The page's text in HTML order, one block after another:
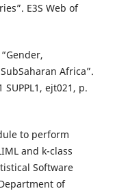
E3S Web of
Africa”.
ejt021, p.
to perform
and k-class
Software
of